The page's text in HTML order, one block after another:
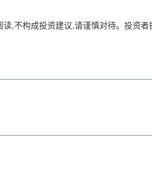
,不构成投资建议,请谨慎对待。投资者